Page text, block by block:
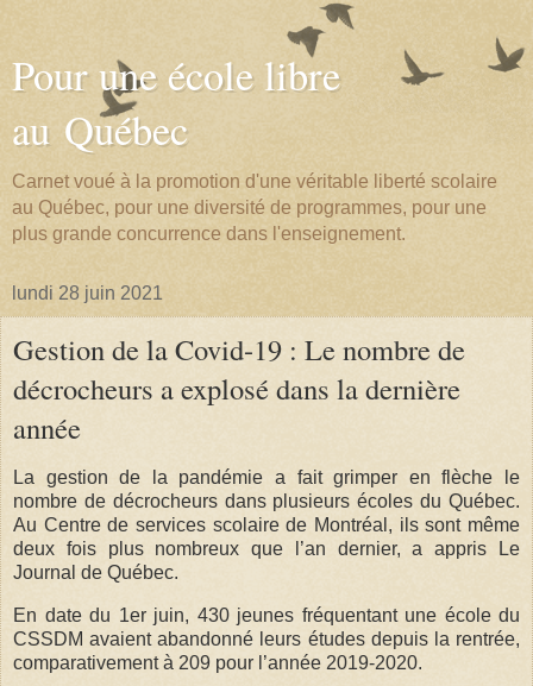
Pour une école libre
au Québec
Carnet voué à la promotion d'une véritable liberté scolaire
au Québec, pour une diversité de programmes, pour une
plus grande concurrence dans l'enseignement.
lundi 28 juin 2021
Gestion de la Covid-19 : Le nombre de
décrocheurs a explosé dans la dernière
année
La gestion de la pandémie a fait grimper en flèche le
nombre de décrocheurs dans plusieurs écoles du Québec.
Au Centre de services scolaire de Montréal, ils sont même
deux fois plus nombreux que l’an dernier, a appris Le
Journal de Québec.
En date du 1er juin, 430 jeunes fréquentant une école du
CSSDM avaient abandonné leurs études depuis la rentrée,
comparativement à 209 pour l’année 2019-2020.